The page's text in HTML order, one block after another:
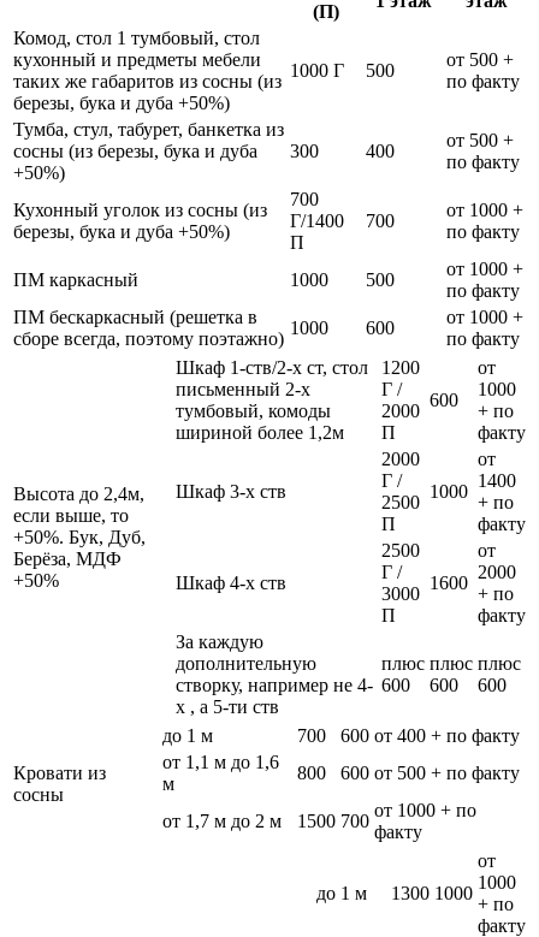
(П)
Комод, стол 1 тумбовый, стол
кухонный и предметы мебели
таких же габаритов из сосны (из
березы, бука и дуба +50%)
1000 Г 500
от 500 +
по факту
Тумба, стул, табурет, банкетка из
сосны (из березы, бука и дуба
+50%)
300 400
от 500 +
по факту
Кухонный уголок из сосны (из
березы, бука и дуба +50%)
700
Г/1400
П
700
от 1000 +
по факту
ПМ каркасный 1000 500
от 1000 +
по факту
ПМ бескаркасный (решетка в
сборе всегда, поэтому поэтажно)
1000 600
от 1000 +
по факту
Высота до 2,4м,
если выше, то
+50%. Бук, Дуб,
Берёза, МДФ
+50%
Шкаф 1-ств/2-х ст, стол
письменный 2-х
тумбовый, комоды
шириной более 1,2м
1200
Г /
2000
П
600
от
1000
+ по
факту
Шкаф 3-х ств
2000
Г /
2500
П
1000
от
1400
+ по
факту
Шкаф 4-х ств
2500
Г /
3000
П
1600
от
2000
+ по
факту
За каждую
дополнительную
створку, например не 4-
х , а 5-ти ств
плюс
600
плюс
600
плюс
600
Кровати из
сосны
до 1 м 700 600 от 400 + по факту
от 1,1 м до 1,6
м
800 600 от 500 + по факту
от 1,7 м до 2 м 1500 700
от 1000 + по
факту
до 1 м 1300 1000
от
1000
+ по
факту